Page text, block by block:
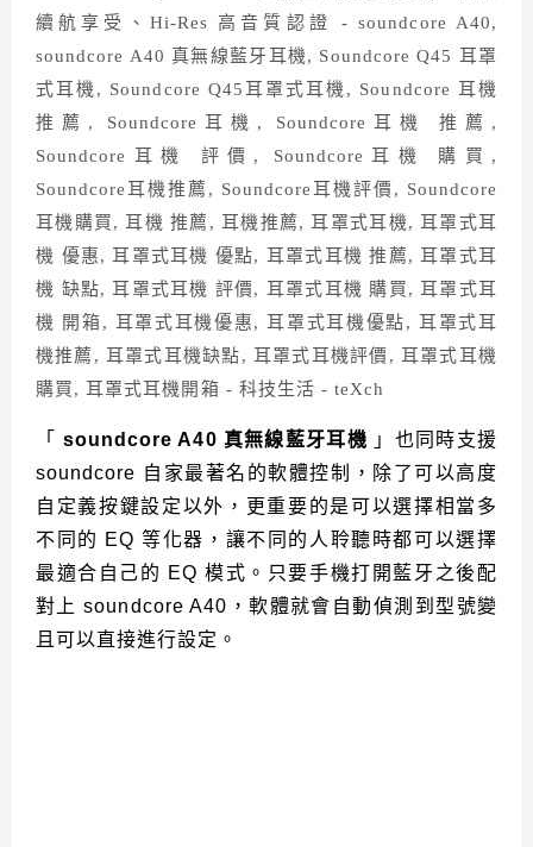
「 soundcore A40 真無線藍牙耳機 」也同時支援
soundcore 自家最著名的軟體控制，除了可以高度
自定義按鍵設定以外，更重要的是可以選擇相當多
不同的 EQ 等化器，讓不同的人聆聽時都可以選擇
最適合自己的 EQ 模式。只要手機打開藍牙之後配
對上 soundcore A40，軟體就會自動偵測到型號變
且可以直接進行設定。